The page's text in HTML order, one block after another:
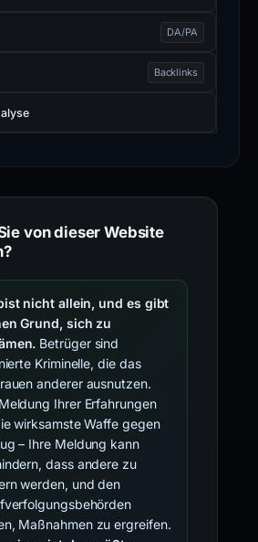
DA/PA
Backlinks
von dieser Website
nicht allein, und es gibt
Grund, sich zu
Betrüger sind
Kriminelle, die das
anderer ausnutzen.
Ihrer Erfahrungen
wirksamste Waffe gegen
– Ihre Meldung kann
dass andere zu
werden, und den
Maßnahmen zu ergreifen.